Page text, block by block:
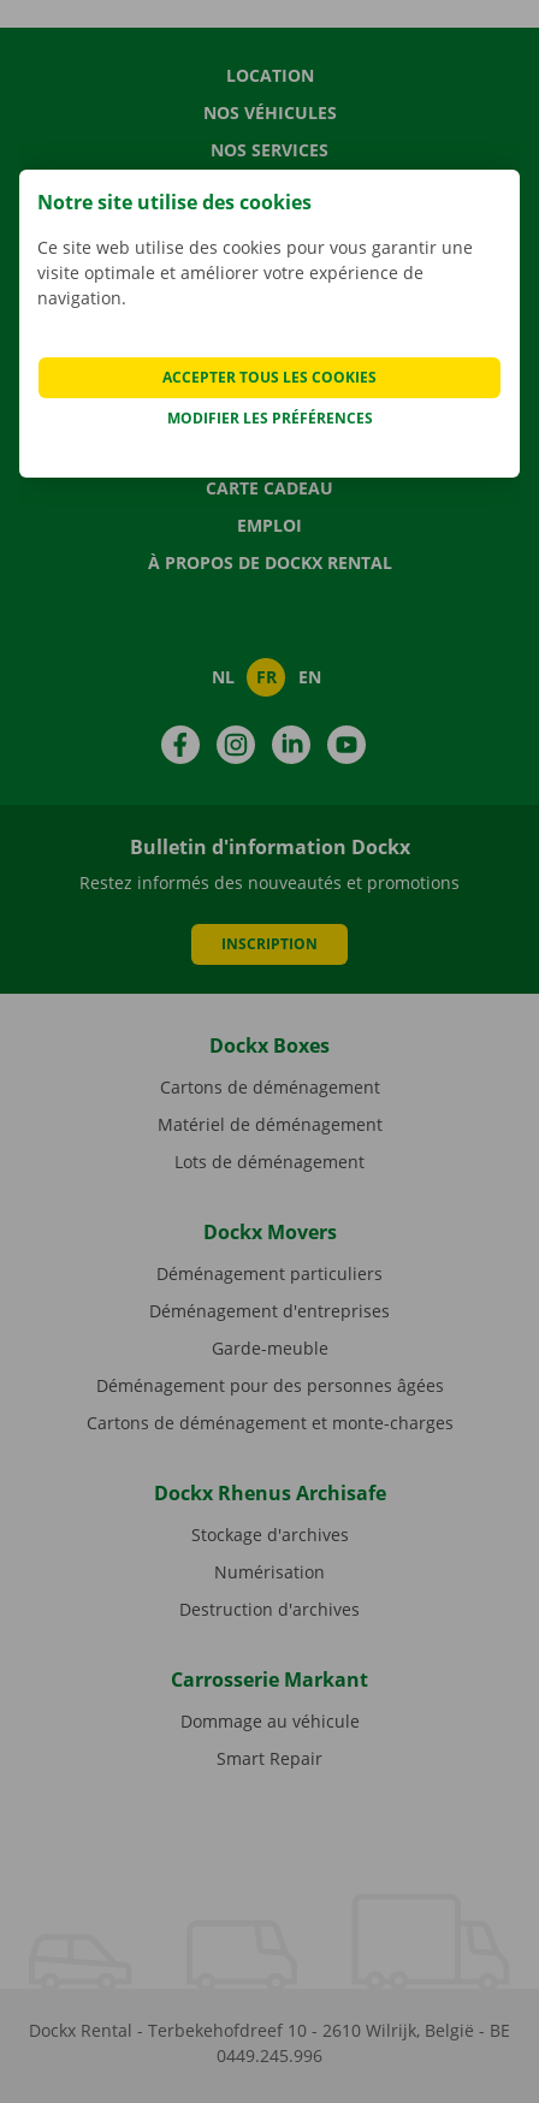
LOCATION
NOS VÉHICULES
NOS SERVICES
SOLUTIONS DE DÉMÉNAGEMENT
CONTACTEZ NOUS
QUESTIONS FRÉQUENTES
CARTE CADEAU
EMPLOI
À PROPOS DE DOCKX RENTAL
NL FR EN
FacebookInstagramLinkedIn
Bulletin d'information Dockx
Restez informés des nouveautés et promotions
INSCRIPTION
Dockx Boxes
Cartons de déménagement
Matériel de déménagement
Lots de déménagement
Dockx Movers
Déménagement particuliers
Déménagement d'entreprises
Garde-meuble
Déménagement pour des personnes âgées
Cartons de déménagement et monte-charges
Dockx Rhenus Archisafe
Stockage d'archives
Numérisation
Destruction d'archives
Carrosserie Markant
Dommage au véhicule
Smart Repair
Dockx Rental - Terbekehofdreef 10 - 2610 Wilrijk, België - BE
0449.245.996
Notre site utilise des cookies
Ce site web utilise des cookies pour vous garantir une
visite optimale et améliorer votre expérience de
navigation.
MODIFIER LES PRÉFÉRENCES
ACCEPTER TOUS LES COOKIES